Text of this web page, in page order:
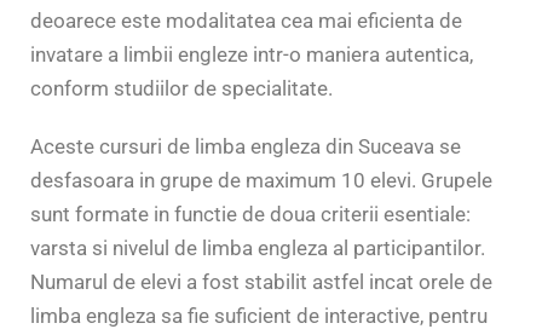
deoarece este modalitatea cea mai eficienta de
invatare a limbii engleze intr-o maniera autentica,
conform studiilor de specialitate.
Aceste cursuri de limba engleza din Suceava se
desfasoara in grupe de maximum 10 elevi. Grupele
sunt formate in functie de doua criterii esentiale:
varsta si nivelul de limba engleza al participantilor.
Numarul de elevi a fost stabilit astfel incat orele de
limba engleza sa fie suficient de interactive, pentru